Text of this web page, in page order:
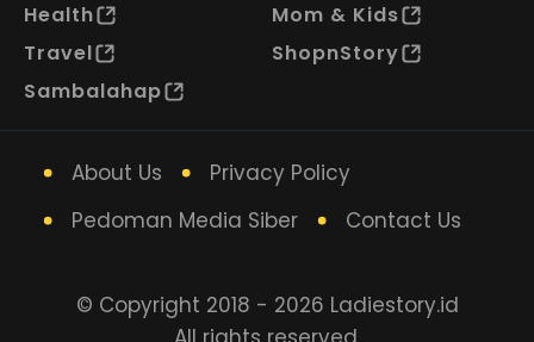
Health
Mom & Kids
Travel
ShopnStory
Sambalahap
About Us
Privacy Policy
Pedoman Media Siber
Contact Us
© Copyright 2018 - 2026 Ladiestory.id